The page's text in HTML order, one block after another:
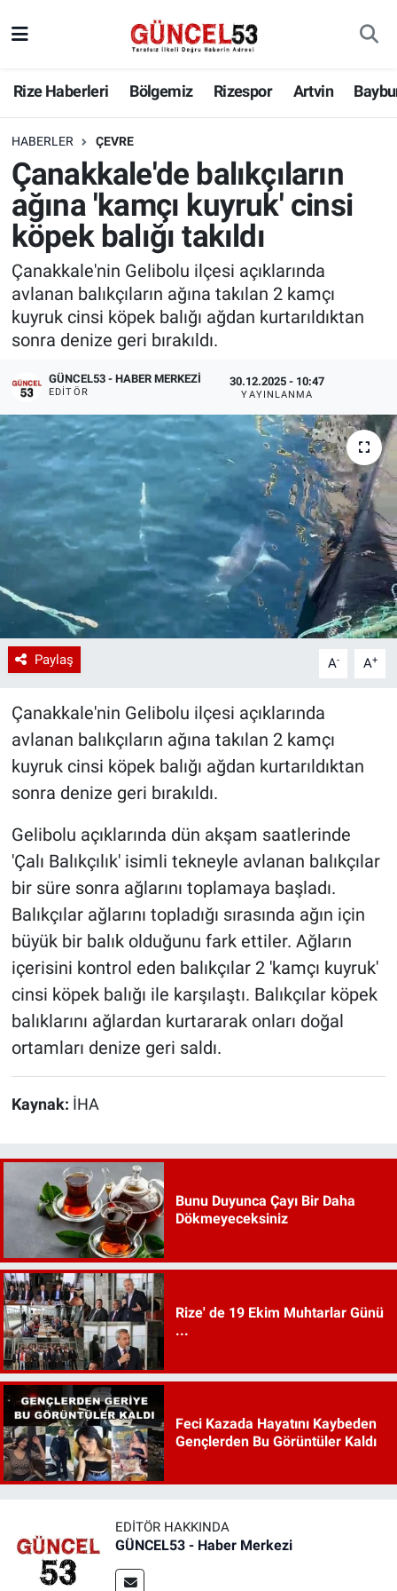
Rize Haberleri Bölgemiz Rizespor Artvin
HABERLER ÇEVRE
Çanakkale'de balıkçıların
ağına 'kamçı kuyruk' cinsi
köpek balığı takıldı
Çanakkale'nin Gelibolu ilçesi açıklarında
avlanan balıkçıların ağına takılan 2 kamçı
kuyruk cinsi köpek balığı ağdan kurtarıldıktan
sonra denize geri bırakıldı.
GÜNCEL53 - HABER MERKEZI
EDITÖR
30.12.2025 - 10:47
YAYINLANMA
Paylaş A- A+
Çanakkale'nin Gelibolu ilçesi açıklarında
avlanan balıkçıların ağına takılan 2 kamçı
kuyruk cinsi köpek balığı ağdan kurtarıldıktan
sonra denize geri bırakıldı.
Gelibolu açıklarında dün akşam saatlerinde
'Çalı Balıkçılık' isimli tekneyle avlanan balıkçılar
bir süre sonra ağlarını toplamaya başladı.
Balıkçılar ağlarını topladığı sırasında ağın için
büyük bir balık olduğunu fark ettiler. Ağların
içerisini kontrol eden balıkçılar 2 'kamçı kuyruk'
cinsi köpek balığı ile karşılaştı. Balıkçılar köpek
balıklarını ağlardan kurtararak onları doğal
ortamları denize geri saldı.
Kaynak: İHA
Bunu Duyunca Çayı Bir Daha
Dökmeyeceksiniz
Rize' de 19 Ekim Muhtarlar Günü
...
Feci Kazada Hayatını Kaybeden
Gençlerden Bu Görüntüler Kaldı
EDITÖR HAKKINDA
GÜNCEL53 - Haber Merkezi